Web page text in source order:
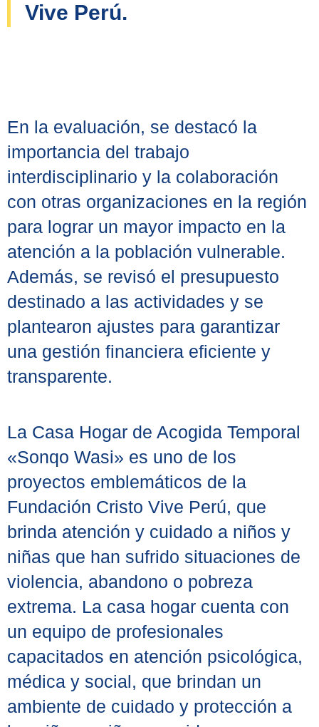
Vive Perú.
En la evaluación, se destacó la
importancia del trabajo
interdisciplinario y la colaboración
con otras organizaciones en la región
para lograr un mayor impacto en la
atención a la población vulnerable.
Además, se revisó el presupuesto
destinado a las actividades y se
plantearon ajustes para garantizar
una gestión financiera eficiente y
transparente.
La Casa Hogar de Acogida Temporal
«Sonqo Wasi» es uno de los
proyectos emblemáticos de la
Fundación Cristo Vive Perú, que
brinda atención y cuidado a niños y
niñas que han sufrido situaciones de
violencia, abandono o pobreza
extrema. La casa hogar cuenta con
un equipo de profesionales
capacitados en atención psicológica,
médica y social, que brindan un
ambiente de cuidado y protección a